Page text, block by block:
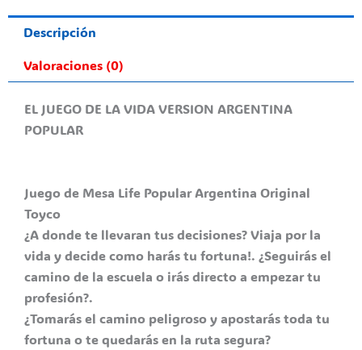
Descripción
Valoraciones (0)
EL JUEGO DE LA VIDA VERSION ARGENTINA
POPULAR
Juego de Mesa Life Popular Argentina Original
Toyco
¿A donde te llevaran tus decisiones? Viaja por la
vida y decide como harás tu fortuna!. ¿Seguirás el
camino de la escuela o irás directo a empezar tu
profesión?.
¿Tomarás el camino peligroso y apostarás toda tu
fortuna o te quedarás en la ruta segura?